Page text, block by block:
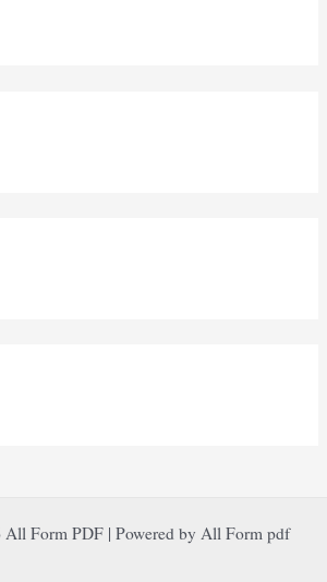
Form PDF | Powered by All Form pdf